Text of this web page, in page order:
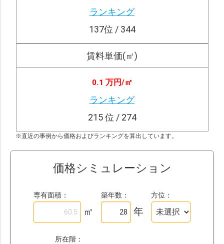
ランキング
137位 / 344
賃料単価(㎡)
0.1 万円/㎡
ランキング
215位 / 274
※直近の事例から価格およびランキングを算出しています。
価格シミュレーション
専有面積：
㎡
築年数：
年
方位：
所在階：